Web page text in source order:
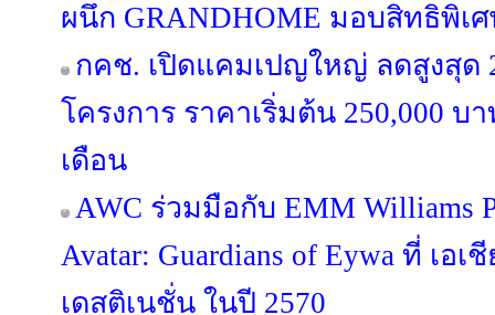
ผนึก GRANDHOME มอบสิทธิพิเ
กคช. เปิดแคมเปญใหญ่ ลดสูงสุด
โครงการ ราคาเริ่มต้น 250,000 บ
เดือน
AWC ร่วมมือกับ EMM Williams
Avatar: Guardians of Eywa ที่ เอ
เดสติเนชั่น ในปี 2570